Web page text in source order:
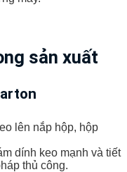
sản xuất
lên nắp hộp, hộp
dính keo mạnh và tiết
thủ công.